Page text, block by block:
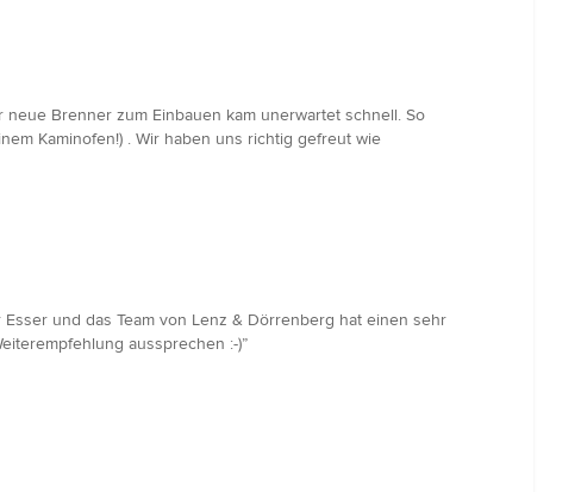
Brenner zum Einbauen kam unerwartet schnell. So
Kaminofen!) . Wir haben uns richtig gefreut wie
und das Team von Lenz & Dörrenberg hat einen sehr
aussprechen :-)”